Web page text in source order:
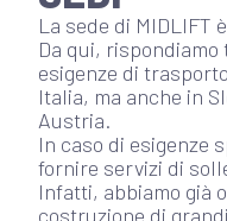
La sede di MIDLIFT
Da qui,
esigenze di
Italia, ma anche in
Austria.
In caso di esigenze
fornire servizi di
Infatti, abbiamo già
costruzione di